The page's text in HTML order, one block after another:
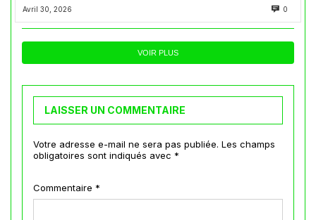
Avril 30, 2026 0
VOIR PLUS
LAISSER UN COMMENTAIRE
Votre adresse e-mail ne sera pas publiée. Les champs
obligatoires sont indiqués avec *
Commentaire *